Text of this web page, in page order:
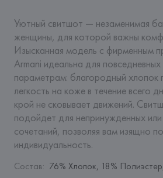
Уютный свитшот — незаменимая
женщины, для которой важны
Изысканная модель с фирменным
Armani идеальна для
параметрам: благородный хлопок
легкость на коже в течение всего
крой не сковывает движений.
подойдет для непринужденных
сочетаний, позволяя вам изящно
индивидуальность.
Состав: 76% Хлопок, 18%